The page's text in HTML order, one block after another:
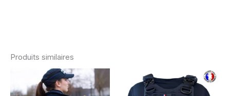
Produits similaires